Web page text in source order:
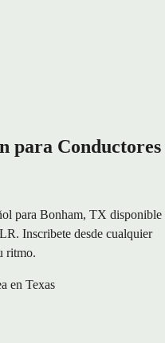
para Conductores
para Bonham, TX disponible
Inscribete desde cualquier
ritmo.
en Texas